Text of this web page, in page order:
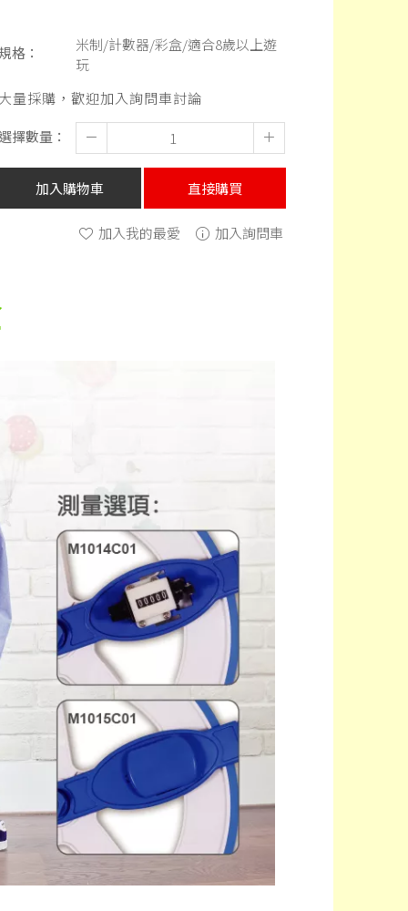
格：
米制/計數器/彩盒/適合8歲以上遊
玩
量採購，歡迎加入詢問車討論
擇數量：
＋
－
加入購物車 直接購買
加入我的最愛 加入詢問車